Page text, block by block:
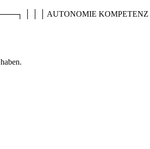
│ AUTONOMIE KOMPETENZ